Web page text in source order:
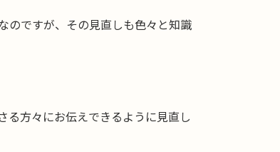
のですが、その見直しも色々と知識
る方々にお伝えできるように見直し